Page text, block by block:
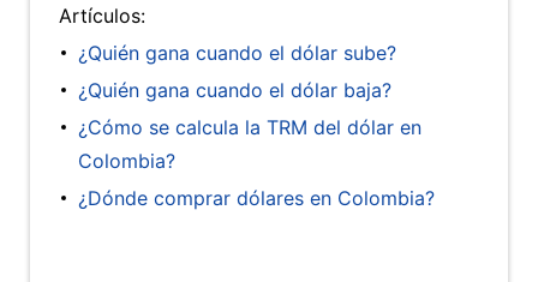
Artículos:
¿Quién gana cuando el dólar sube?
¿Quién gana cuando el dólar baja?
¿Cómo se calcula la TRM del dólar en
Colombia?
¿Dónde comprar dólares en Colombia?